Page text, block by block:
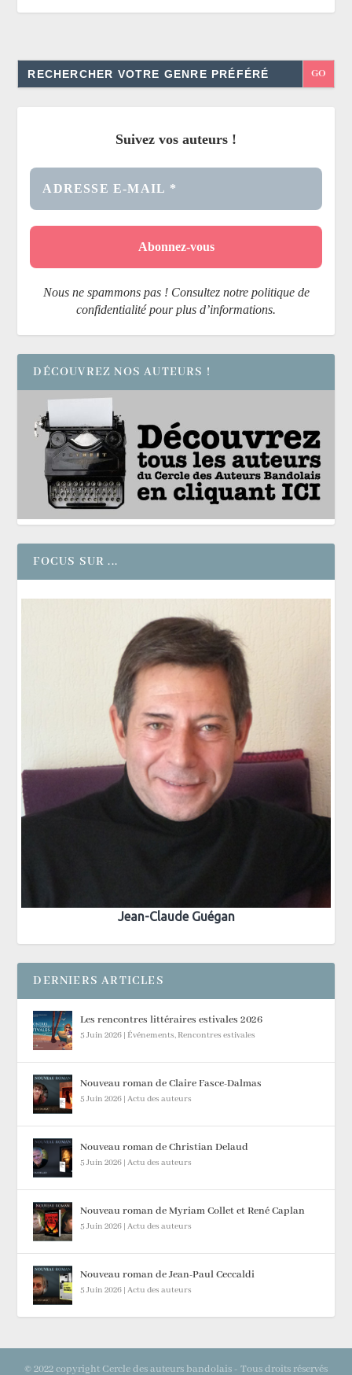
Search
for:
Suivez vos auteurs !
Nous ne spammons pas ! Consultez notre politique de
confidentialité pour plus d’informations.
DÉCOUVREZ NOS AUTEURS !
FOCUS SUR ...
Jean-Claude Guégan
DERNIERS ARTICLES
Les rencontres littéraires estivales 2026
5 Juin 2026 | Événements, Rencontres estivales
Nouveau roman de Claire Fasce-Dalmas
5 Juin 2026 |Actu des auteurs
Nouveau roman de Christian Delaud
5 Juin 2026 |Actu des auteurs
Nouveau roman de Myriam Collet et René Caplan
5 Juin 2026 |Actu des auteurs
Nouveau roman de Jean-Paul Ceccaldi
5 Juin 2026 |Actu des auteurs
© 2022 copyright Cercle des auteurs bandolais - Tous droits réservés